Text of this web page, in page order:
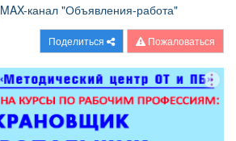
MAX-канал "Объявления-работа"
Поделиться Пожаловаться